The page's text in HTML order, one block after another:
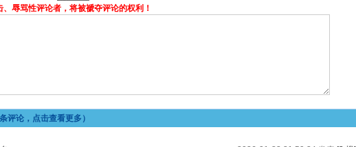
、辱骂性评论者，将被褫夺评论的权利！
条评论，点击查看更多）